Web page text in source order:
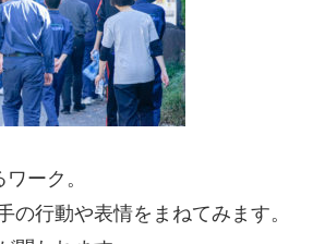
ーク。
の行動や表情をまねてみます。